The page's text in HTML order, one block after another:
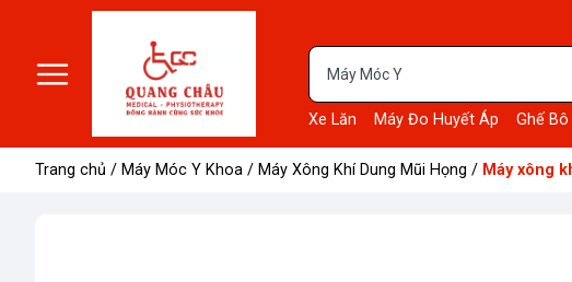
Xe Lăn Máy Đo Huyết Áp Ghế
Trang chủ / Máy Móc Y Khoa / Máy Xông Khí Dung Mũi Họng / Máy xông